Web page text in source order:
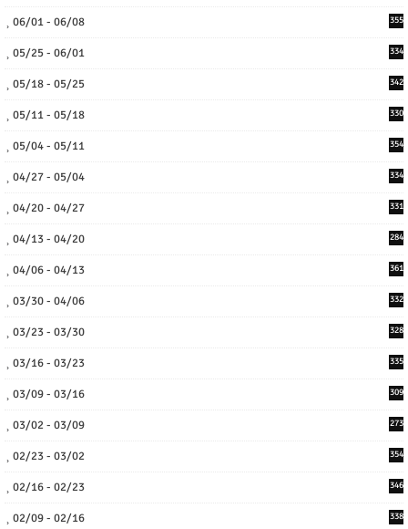
06/01 - 06/08 355
05/25 - 06/01 334
05/18 - 05/25 342
05/11 - 05/18 330
05/04 - 05/11 354
04/27 - 05/04 334
04/20 - 04/27 331
04/13 - 04/20 284
04/06 - 04/13 361
03/30 - 04/06 332
03/23 - 03/30 328
03/16 - 03/23 335
03/09 - 03/16 309
03/02 - 03/09 273
02/23 - 03/02 354
02/16 - 02/23 346
02/09 - 02/16 338